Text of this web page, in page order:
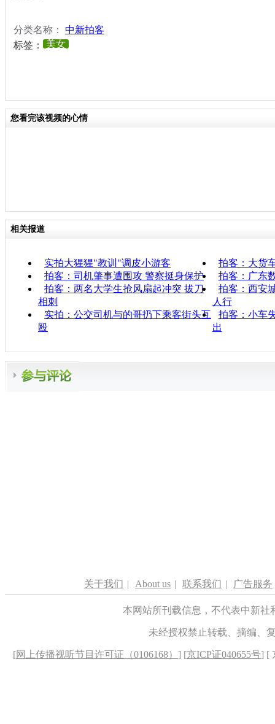
分类名称： 中新拍客
标签：
美女
您看完该视频的心情
相关报道
实拍大猩猩"教训"调皮小游客
拍客：大货
拍客：司机肇事遭围攻 警察挺身保护
拍客：广东
拍客：两名大学生抢风扇起冲突 拔刀
相刺
拍客：西安
人行
实拍：公交司机与的哥扔下乘客街头互
殴
拍客：小车
出
关于我们 | About us | 联系我们 | 广告服务
本网站所刊载信息，不代表中新
未经授权禁止转载、摘编、
[网上传播视听节目许可证（0106168） ] [京ICP证040655号] [